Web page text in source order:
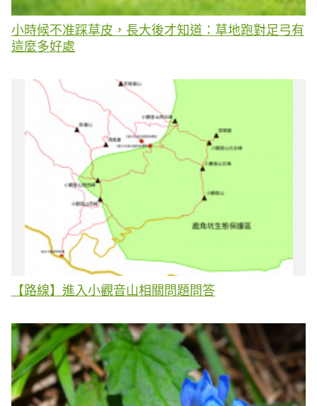
小時候不准踩草皮，長大後才知道：草地跑對足弓有
這麼多好處
【路線】進入小觀音山相關問題問答